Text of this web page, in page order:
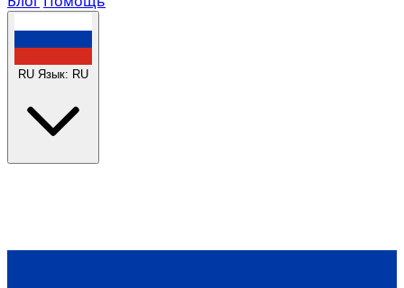
RU Язык: RU